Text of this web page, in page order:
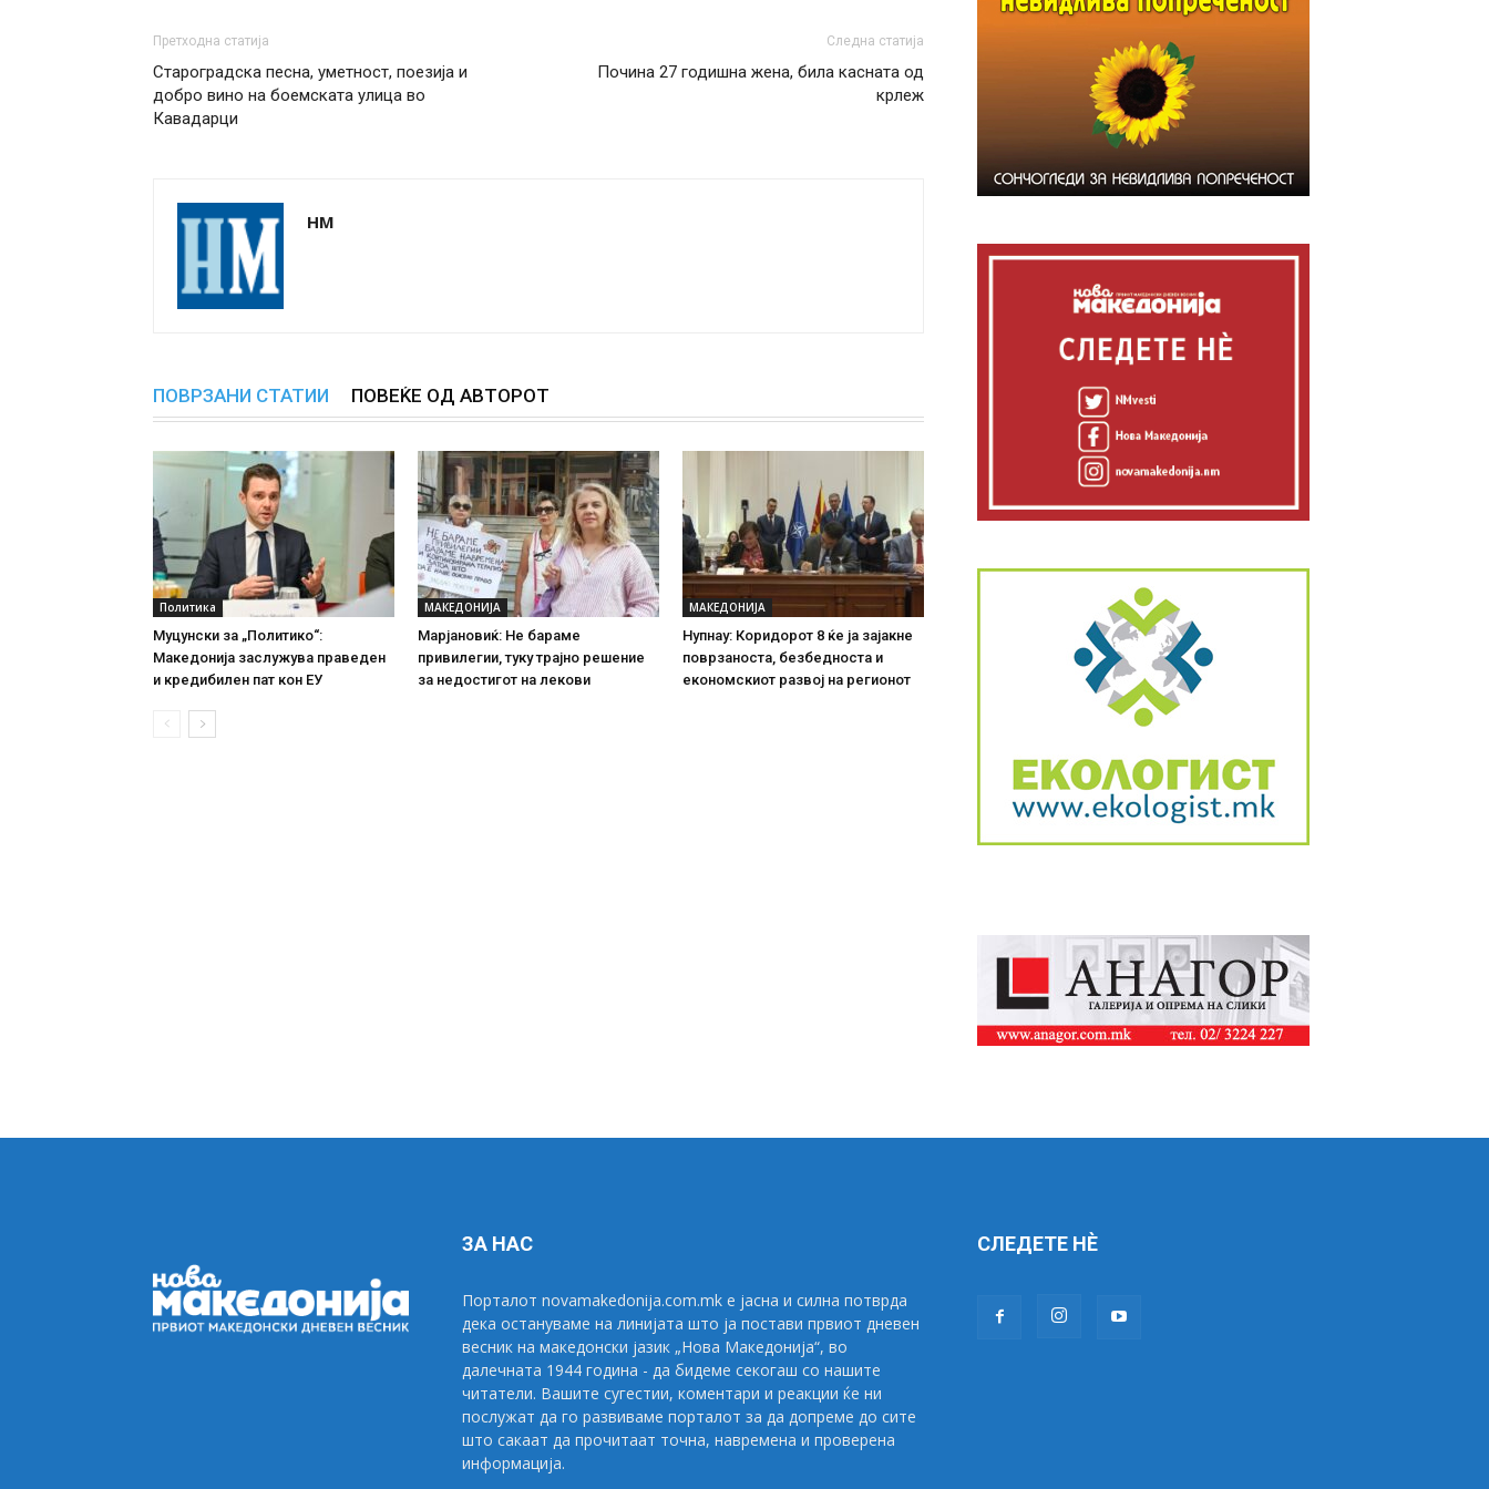
Претходна статија
Староградска песна, уметност, поезија и
добро вино на боемската улица во
Кавадарци
Следна статија
Почина 27 годишна жена, била касната од
крлеж
НМ
ПОВРЗАНИ СТАТИИ ПОВЕЌЕ ОД АВТОРОТ
Политика
Муцунски за „Политико“:
Македонија заслужува праведен
и кредибилен пат кон ЕУ
МАКЕДОНИЈА
Марјановиќ: Не бараме
привилегии, туку трајно решение
за недостигот на лекови
МАКЕДОНИЈА
Нупнау: Коридорот 8 ќе ја зајакне
поврзаноста, безбедноста и
економскиот развој на регионот
ЗА НАС
Порталот novamakedonija.com.mk е јасна и силна потврда
дека остануваме на линијата што ја постави првиот дневен
весник на македонски јазик „Нова Македонија“, во
далечната 1944 година - да бидеме секогаш со нашите
читатели. Вашите сугестии, коментари и реакции ќе ни
послужат да го развиваме порталот за да допреме до сите
што сакаат да прочитаат точна, навремена и проверена
информација.
СЛЕДЕТЕ НÈ